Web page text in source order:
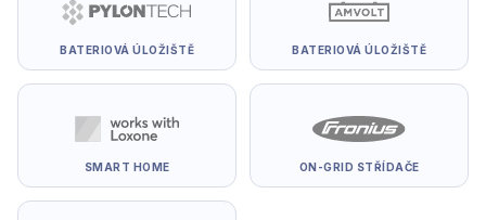
BATERIOVÁ ÚLOŽIŠTĚ BATERIOVÁ ÚLOŽIŠTĚ
SMART HOME ON-GRID STŘÍDAČE